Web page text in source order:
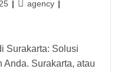
agency
Surakarta: Solusi
Anda. Surakarta, atau